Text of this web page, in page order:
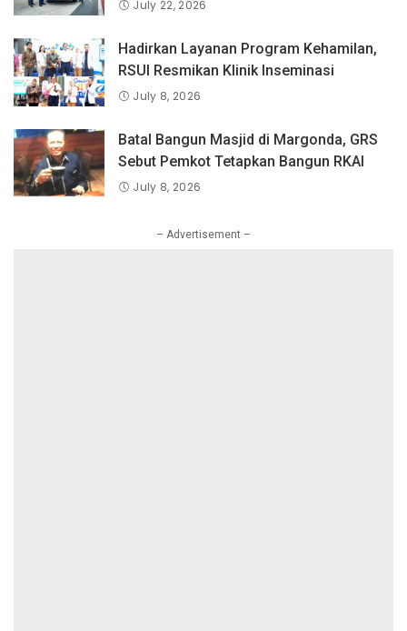
July 22, 2026
Hadirkan Layanan Program Kehamilan,
RSUI Resmikan Klinik Inseminasi
July 8, 2026
Batal Bangun Masjid di Margonda, GRS
Sebut Pemkot Tetapkan Bangun RKAI
July 8, 2026
– Advertisement –